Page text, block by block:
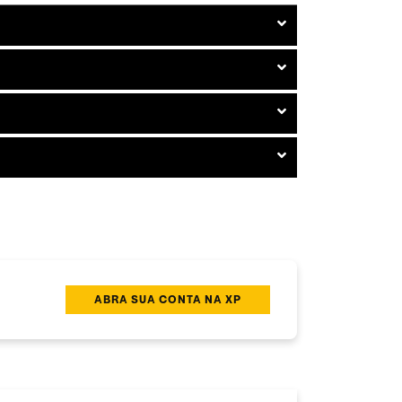
ABRA SUA CONTA NA XP